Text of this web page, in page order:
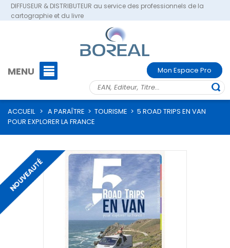
DIFFUSEUR & DISTRIBUTEUR au service des professionnels de la
cartographie et du livre
MENU Mon Espace Pro
ACCUEIL > A PARAÎTRE > TOURISME > 5 ROAD TRIPS EN VAN
POUR EXPLORER LA FRANCE